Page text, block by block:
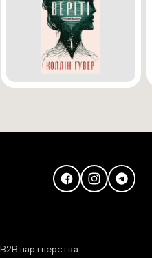
В2В партнерства